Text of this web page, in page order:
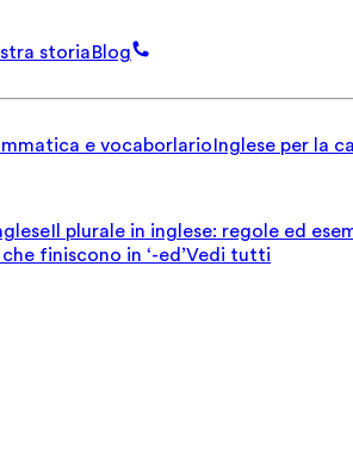
storiaBlog
e vocaborlarioInglese per la
Il plurale in inglese: regole ed
finiscono in ‘-ed’Vedi tutti